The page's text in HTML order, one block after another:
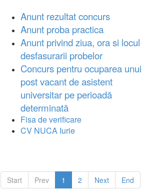
Anunt rezultat concurs
Anunt proba practica
Anunt privind ziua, ora si locul
desfasurarii probelor
Concurs pentru ocuparea unui
post vacant de asistent
universitar pe perioadă
determinată
Fisa de verificare
CV NUCA Iurie
Start Prev 1 2 Next End